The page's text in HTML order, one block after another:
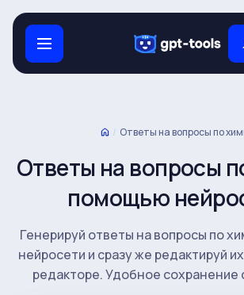
/ Ответы на вопросы по
Ответы на вопросы
помощью
Генерируй ответы на вопросы по
нейросети и сразу же редактируй
редакторе. Удобное сохранение